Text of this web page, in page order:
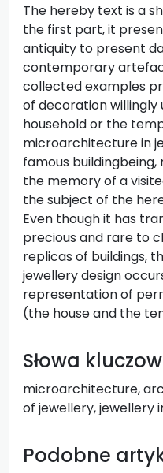
The hereby text is a
the first part, it
antiquity to present
contemporary
collected examples
of decoration willingly
household or the
microarchitecture in
famous
the memory of a
the subject of the
Even though it has
precious and rare to
replicas of buildings,
jewellery design
representation of
(the house and the
Słowa
microarchitecture,
of jewellery, jewellery
Podobne